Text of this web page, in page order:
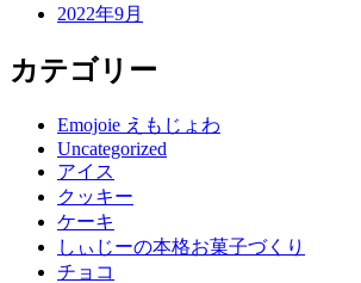
2022年9月
カテゴリー
Emojoie えもじょわ
Uncategorized
アイス
クッキー
ケーキ
しぃじーの本格お菓子づくり
チョコ